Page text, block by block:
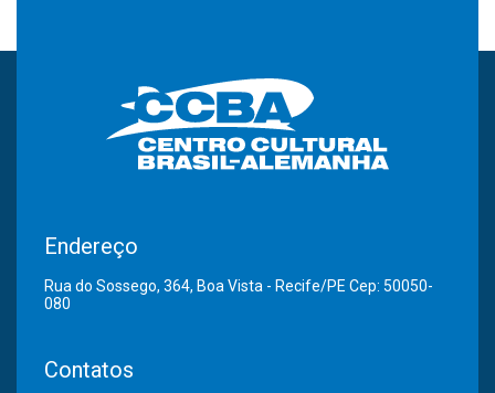
Endereço
Rua do Sossego, 364, Boa Vista - Recife/PE Cep: 50050-
080
Contatos